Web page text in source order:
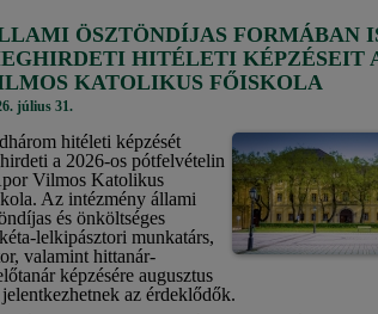
ÖSZTÖNDÍJAS FORMÁBAN
HITÉLETI KÉPZÉSEIT
KATOLIKUS FŐISKOLA
július 31.
hitéleti képzését
a 2026-os pótfelvételin
Vilmos Katolikus
Az intézmény állami
és önköltséges
lelkipásztori munkatárs,
valamint hittanár-
képzésére augusztus
az érdeklődők.